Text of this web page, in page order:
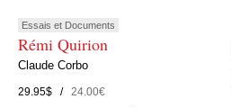
Essais et Documents
Rémi Quirion
Claude Corbo
29.95$ /24.00€